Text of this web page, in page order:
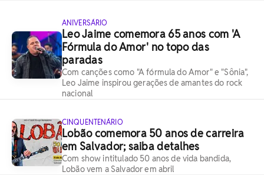
ANIVERSÁRIO
Leo Jaime comemora 65 anos com 'A
Fórmula do Amor' no topo das
paradas
Com canções como "A fórmula do Amor" e "Sônia",
Leo Jaime inspirou gerações de amantes do rock
nacional
CINQUENTENÁRIO
Lobão comemora 50 anos de carreira
em Salvador; saiba detalhes
Com show intitulado 50 anos de vida bandida,
Lobão vem a Salvador em abril